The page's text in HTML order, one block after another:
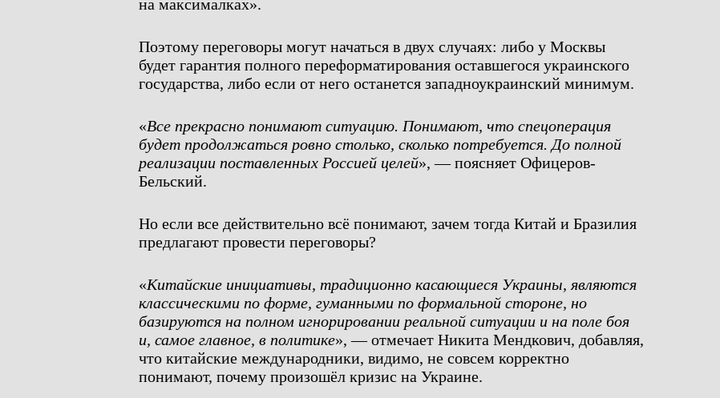
на максималках».
Поэтому переговоры могут начаться в двух случаях: либо у Москвы
будет гарантия полного переформатирования оставшегося украинского
государства, либо если от него останется западноукраинский минимум.
«Все прекрасно понимают ситуацию. Понимают, что спецоперация
будет продолжаться ровно столько, сколько потребуется. До полной
реализации поставленных Россией целей», — поясняет Офицеров-
Бельский.
Но если все действительно всё понимают, зачем тогда Китай и Бразилия
предлагают провести переговоры?
«Китайские инициативы, традиционно касающиеся Украины, являются
классическими по форме, гуманными по формальной стороне, но
базируются на полном игнорировании реальной ситуации и на поле боя
и, самое главное, в политике», — отмечает Никита Мендкович, добавляя,
что китайские международники, видимо, не совсем корректно
понимают, почему произошёл кризис на Украине.